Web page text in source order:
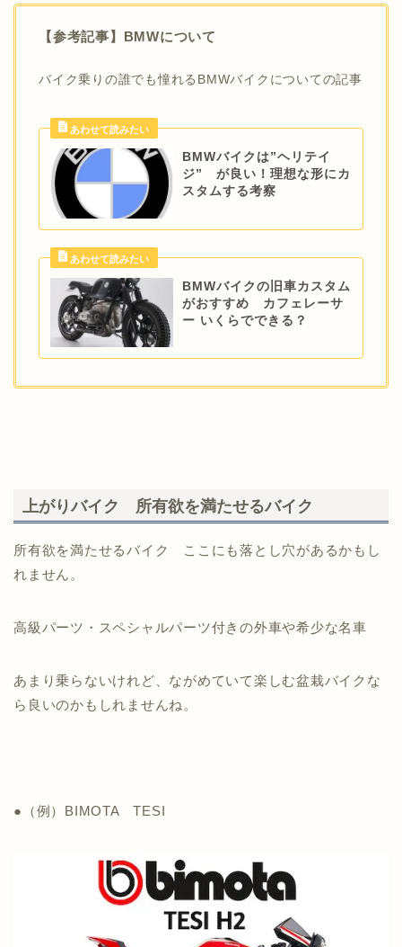
【参考記事】BMWについて
バイク乗りの誰でも憧れるBMWバイクについての記事
BMWバイクは”ヘリテイ
ジ” が良い！理想な形にカ
スタムする考察
BMWバイクの旧車カスタム
がおすすめ カフェレーサ
ー いくらでできる？
上がりバイク 所有欲を満たせるバイク
所有欲を満たせるバイク ここにも落とし穴があるかもし
れません。
高級パーツ・スペシャルパーツ付きの外車や希少な名車
あまり乗らないけれど、ながめていて楽しむ盆栽バイクな
ら良いのかもしれませんね。
●（例）BIMOTA TESI